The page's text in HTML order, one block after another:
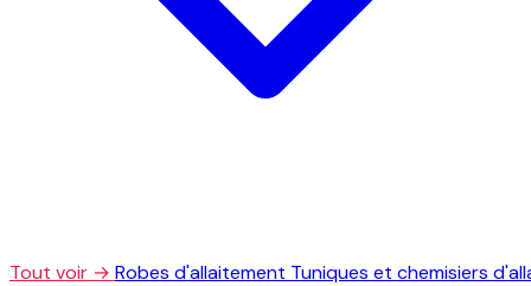
Tout voir → Robes d'allaitement Tuniques et chemisiers